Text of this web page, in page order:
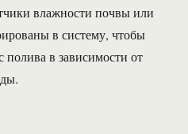
влажности почвы или
в систему, чтобы
полива в зависимости от